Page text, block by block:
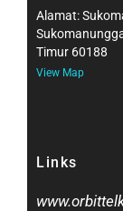
Alamat:
Timur 60188
View Map
Links